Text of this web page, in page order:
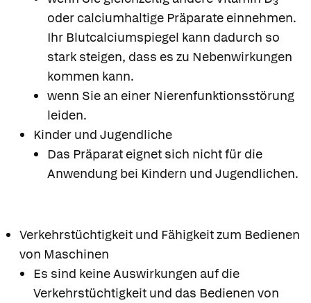
oder calciumhaltige Präparate einnehmen.
Ihr Blutcalciumspiegel kann dadurch so
stark steigen, dass es zu Nebenwirkungen
kommen kann.
wenn Sie an einer Nierenfunktionsstörung
leiden.
Kinder und Jugendliche
Das Präparat eignet sich nicht für die
Anwendung bei Kindern und Jugendlichen.
Verkehrstüchtigkeit und Fähigkeit zum Bedienen
von Maschinen
Es sind keine Auswirkungen auf die
Verkehrstüchtigkeit und das Bedienen von